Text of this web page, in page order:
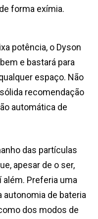
forma exímia.
potência, o Dyson
e bastará para
espaço. Não
recomendação
automática de
das partículas
apesar de o ser,
Preferia uma
autonomia de bateria
dos modos de